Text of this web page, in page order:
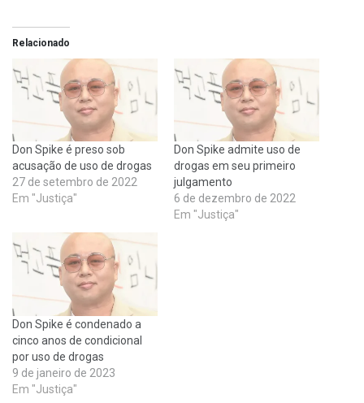
Relacionado
Don Spike é preso sob
acusação de uso de drogas
27 de setembro de 2022
Em "Justiça"
Don Spike admite uso de
drogas em seu primeiro
julgamento
6 de dezembro de 2022
Em "Justiça"
Don Spike é condenado a
cinco anos de condicional
por uso de drogas
9 de janeiro de 2023
Em "Justiça"